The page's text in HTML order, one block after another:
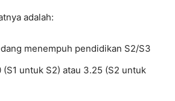
adalah:
menempuh pendidikan S2/S3
(S1 untuk S2) atau 3.25 (S2 untuk